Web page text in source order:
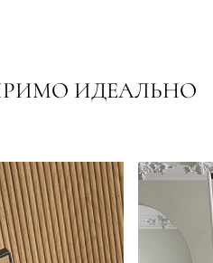
ИДЕАЛЬНО